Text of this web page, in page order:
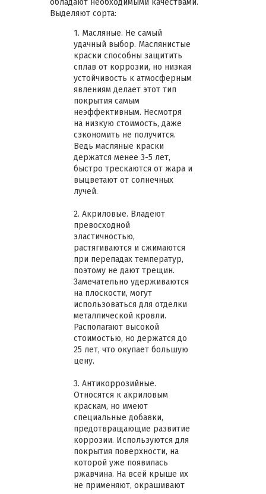
Выделяют сорта:
1. Масляные. Не самый
удачный выбор. Маслянистые
краски способны защитить
сплав от коррозии, но низкая
устойчивость к атмосферным
явлениям делает этот тип
покрытия самым
неэффективным. Несмотря
на низкую стоимость, даже
сэкономить не получится.
Ведь масляные краски
держатся менее 3-5 лет,
быстро трескаются от жара и
выцветают от солнечных
лучей.
2. Акриловые. Владеют
превосходной
эластичностью,
растягиваются и сжимаются
при перепадах температур,
поэтому не дают трещин.
Замечательно удерживаются
на плоскости, могут
использоваться для отделки
металлической кровли.
Располагают высокой
стоимостью, но держатся до
25 лет, что окупает большую
цену.
3. Антикоррозийные.
Относятся к акриловым
краскам, но имеют
специальные добавки,
предотвращающие развитие
коррозии. Используются для
покрытия поверхности, на
которой уже появилась
ржавчина. На всей крыше их
не применяют, окрашивают